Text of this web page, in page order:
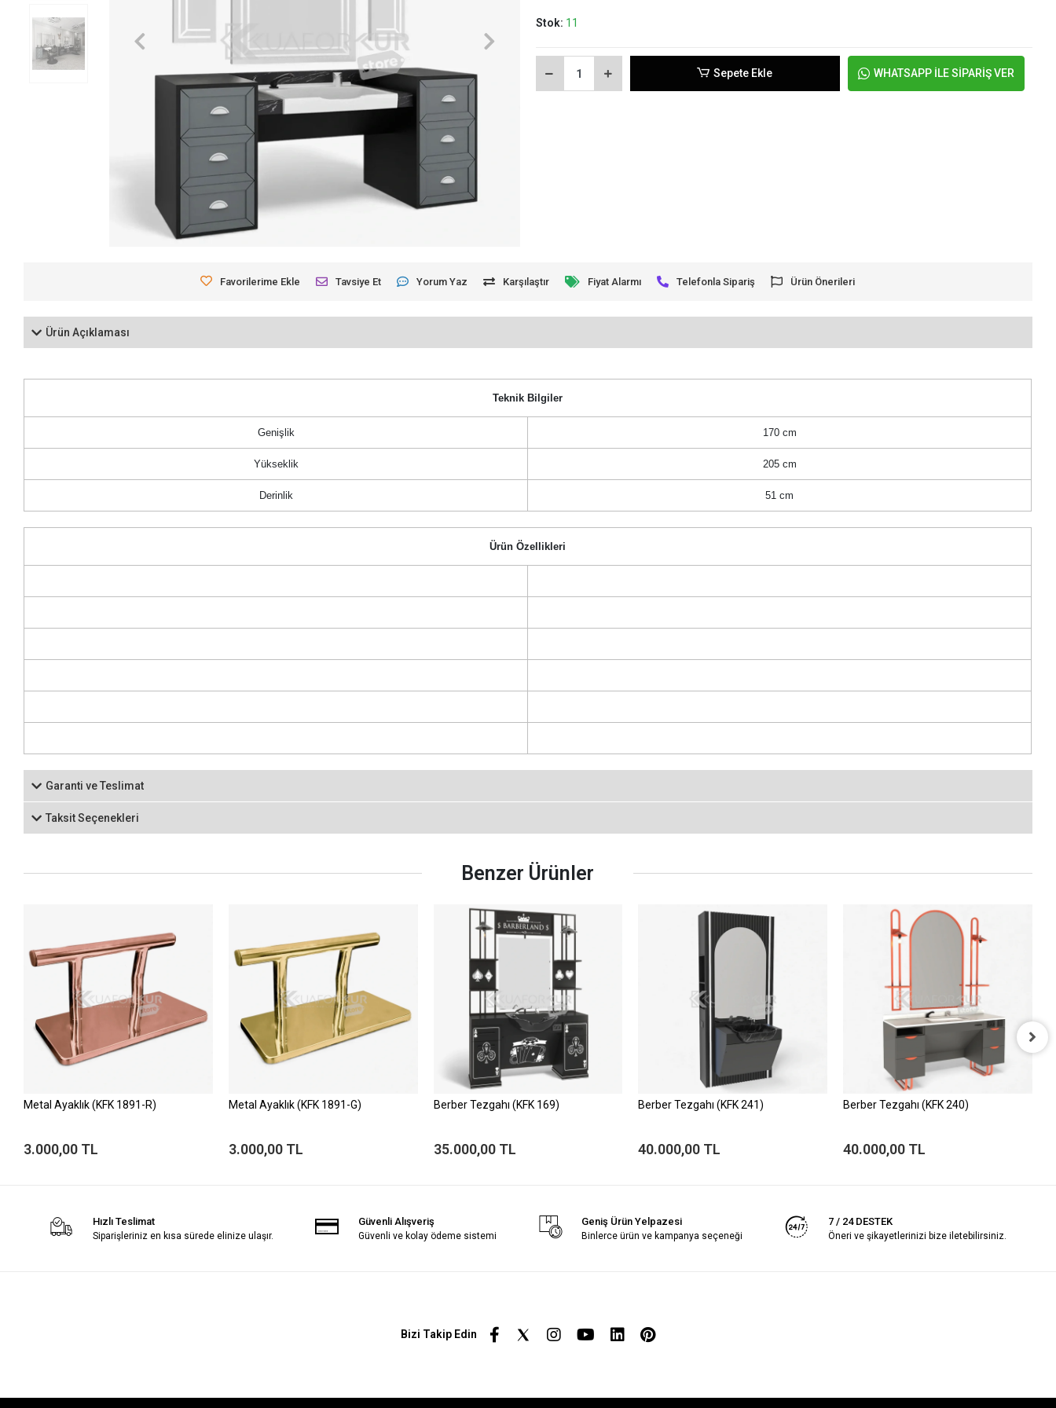
Stok: 11
Sepete Ekle WHATSAPP İLE SİPARİŞ VER
Favorilerime Ekle Tavsiye Et Yorum Yaz Karşılaştır Fiyat Alarmı Telefonla Sipariş Ürün Önerileri
Ürün Açıklaması
Teknik Bilgiler
Genişlik 170 cm
Yükseklik 205 cm
Derinlik 51 cm
Ürün Özellikleri
Garanti ve Teslimat
Taksit Seçenekleri
Benzer Ürünler
Metal Ayaklık (KFK 1891-R)
3.000,00 TL
Metal Ayaklık (KFK 1891-G)
3.000,00 TL
Berber Tezgahı (KFK 169)
35.000,00 TL
Berber Tezgahı (KFK 241)
40.000,00 TL
Berber Tezgahı (KFK 240)
40.000,00 TL
Hızlı Teslimat
Siparişleriniz en kısa sürede elinize ulaşır.
Güvenli Alışveriş
Güvenli ve kolay ödeme sistemi
Geniş Ürün Yelpazesi
Binlerce ürün ve kampanya seçeneği
7 / 24 DESTEK
Öneri ve şikayetlerinizi bize iletebilirsiniz.
Bizi Takip Edin